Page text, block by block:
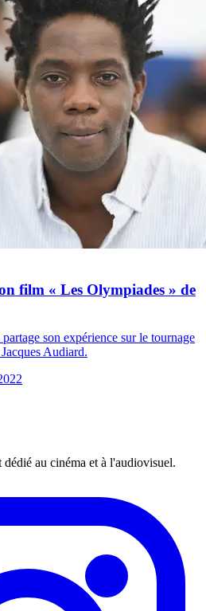
film « Les Olympiades » de
son expérience sur le tournage
Audiard.
au cinéma et à l'audiovisuel.